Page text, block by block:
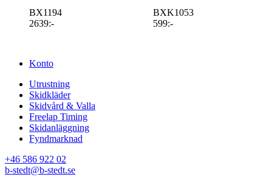
BX1194
2639:-
BXK1053
599:-
Konto
Utrustning
Skidkläder
Skidvård & Valla
Freelap Timing
Skidanläggning
Fyndmarknad
+46 586 922 02
b-stedt@b-stedt.se